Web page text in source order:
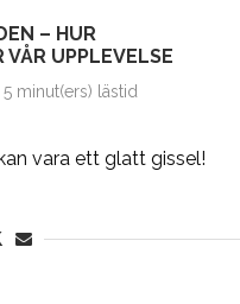
– HUR
UPPLEVELSE
5 minut(ers) lästid
vara ett glatt gissel!